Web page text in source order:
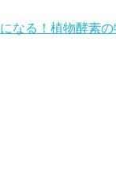
なる！植物酵素